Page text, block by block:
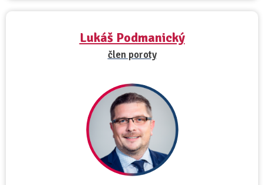
Lukáš Podmanický
člen poroty